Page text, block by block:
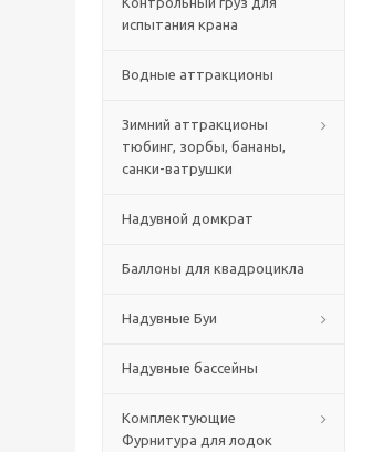
испытания крана
Водные аттракционы
Зимний аттракционы
тюбинг, зорбы, бананы,
санки-ватрушки
Надувной домкрат
Баллоны для квадроцикла
Надувные Буи
Надувные бассейны
Комплектующие
Фурнитура для лодок